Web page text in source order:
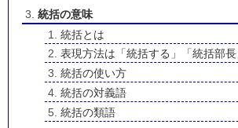
統括の意味
統括とは
表現方法は「統括する」「統括部長
統括の使い方
統括の対義語
統括の類語